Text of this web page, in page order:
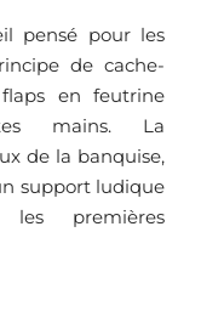
pensé pour les
de cache-
en feutrine
mains. La
de la banquise,
support ludique
premières